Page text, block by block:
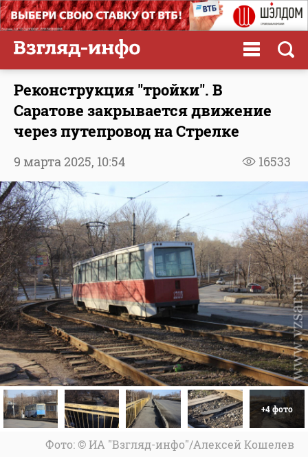
Реконструкция "тройки". В
Саратове закрывается движение
через путепровод на Стрелке
16533
9 марта 2025, 10:54
+4 фото
Фото: © ИА "Взгляд-инфо"/Алексей Кошелев